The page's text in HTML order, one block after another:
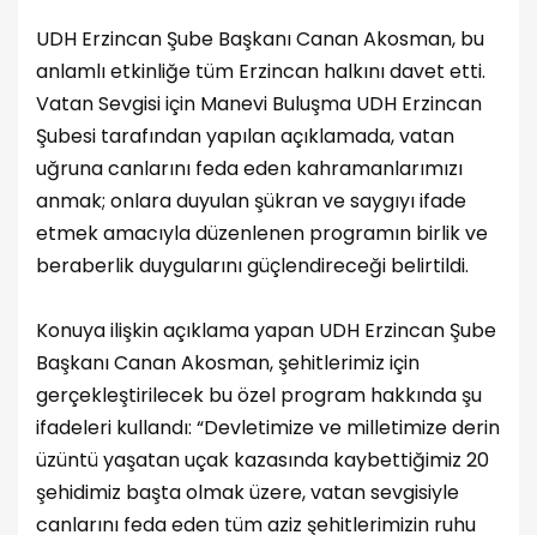
UDH Erzincan Şube Başkanı Canan Akosman, bu
anlamlı etkinliğe tüm Erzincan halkını davet etti.
Vatan Sevgisi için Manevi Buluşma UDH Erzincan
Şubesi tarafından yapılan açıklamada, vatan
uğruna canlarını feda eden kahramanlarımızı
anmak; onlara duyulan şükran ve saygıyı ifade
etmek amacıyla düzenlenen programın birlik ve
beraberlik duygularını güçlendireceği belirtildi.
Konuya ilişkin açıklama yapan UDH Erzincan Şube
Başkanı Canan Akosman, şehitlerimiz için
gerçekleştirilecek bu özel program hakkında şu
ifadeleri kullandı: “Devletimize ve milletimize derin
üzüntü yaşatan uçak kazasında kaybettiğimiz 20
şehidimiz başta olmak üzere, vatan sevgisiyle
canlarını feda eden tüm aziz şehitlerimizin ruhu